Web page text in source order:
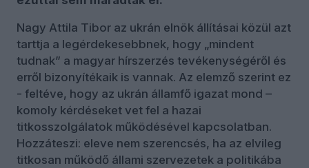
Nagy Attila Tibor az ukrán elnök állításai közül azt
tarttja a legérdekesebbnek, hogy „mindent
tudnak” a magyar hírszerzés tevékenységéről és
erről bizonyítékaik is vannak. Az elemző szerint ez
- feltéve, hogy az ukrán államfő igazat mond –
komoly kérdéseket vet fel a hazai
titkosszolgálatok működésével kapcsolatban.
Hozzáteszi: eleve nem szerencsés, ha az elvileg
titkosan működő állami szervezetek a politikába